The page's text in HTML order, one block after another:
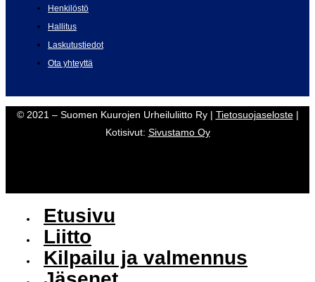
Henkilöstö
Hallitus
Laskutustiedot
Ota yhteyttä
© 2021 – Suomen Kuurojen Urheiluliitto Ry | Tietosuojaseloste|
Kotisivut: Sivustamo Oy
Etusivu
Liitto
Kilpailu ja valmennus